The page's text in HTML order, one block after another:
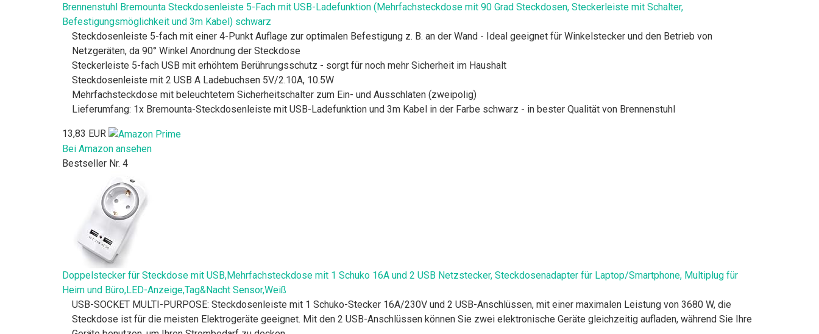
Brennenstuhl Bremounta Steckdosenleiste 5-Fach mit USB-Ladefunktion (Mehrfachsteckdose mit 90 Grad Steckdosen, Steckerleiste mit Schalter,
Befestigungsmöglichkeit und 3m Kabel) schwarz
Steckdosenleiste 5-fach mit einer 4-Punkt Auflage zur optimalen Befestigung z. B. an der Wand - Ideal geeignet für Winkelstecker und den Betrieb von
Netzgeräten, da 90° Winkel Anordnung der Steckdose
Steckerleiste 5-fach USB mit erhöhtem Berührungsschutz - sorgt für noch mehr Sicherheit im Haushalt
Steckdosenleiste mit 2 USB A Ladebuchsen 5V/2.10A, 10.5W
Mehrfachsteckdose mit beleuchtetem Sicherheitschalter zum Ein- und Ausschlaten (zweipolig)
Lieferumfang: 1x Bremounta-Steckdosenleiste mit USB-Ladefunktion und 3m Kabel in der Farbe schwarz - in bester Qualität von Brennenstuhl
13,83 EUR
Bei Amazon ansehen
Bestseller Nr. 4
Doppelstecker für Steckdose mit USB,Mehrfachsteckdose mit 1 Schuko 16A und 2 USB Netzstecker, Steckdosenadapter für Laptop/Smartphone, Multiplug für
Heim und Büro,LED-Anzeige,Tag&Nacht Sensor,Weiß
USB-SOCKET MULTI-PURPOSE: Steckdosenleiste mit 1 Schuko-Stecker 16A/230V und 2 USB-Anschlüssen, mit einer maximalen Leistung von 3680 W, die
Steckdose ist für die meisten Elektrogeräte geeignet. Mit den 2 USB-Anschlüssen können Sie zwei elektronische Geräte gleichzeitig aufladen, während Sie Ihre